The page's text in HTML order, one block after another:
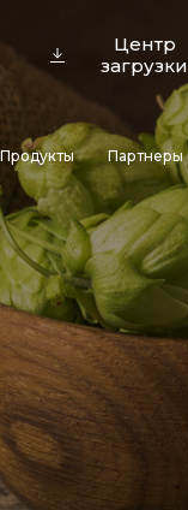
Центр
загрузки
Продукты Партнеры